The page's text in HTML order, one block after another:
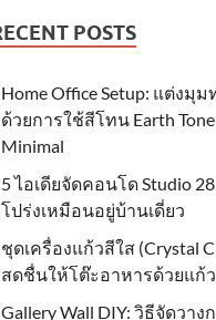
POSTS
Home Office Setup: แต่งมุ
ด้วยการใช้สีโทน Earth
Minimal
5 ไอเดียจัดคอนโด Studio
โปร่งเหมือนอยู่บ้านเดี่ยว
ชุดเครื่องแก้วสีใส (Crystal
สดชื่นให้โต๊ะอาหารด้วยแก้
Gallery Wall DIY: วิธีจัดวา